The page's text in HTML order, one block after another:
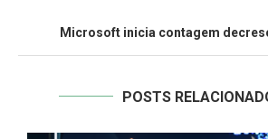
Microsoft inicia contagem
POSTS